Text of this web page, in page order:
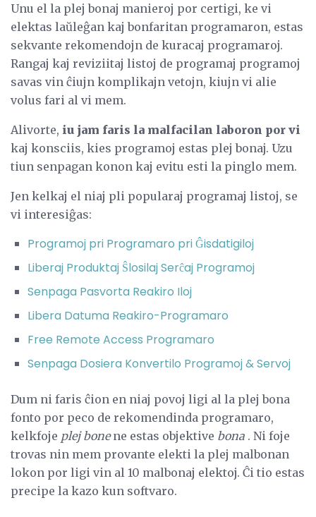
Unu el la plej bonaj manieroj por certigi, ke vi
elektas laŭleĝan kaj bonfaritan programaron, estas
sekvante rekomendojn de kuracaj programaroj.
Rangaj kaj reviziitaj listoj de programaj programoj
savas vin ĉiujn komplikajn vetojn, kiujn vi alie
volus fari al vi mem.
Alivorte, iu jam faris la malfacilan laboron por vi
kaj konsciis, kies programoj estas plej bonaj. Uzu
tiun senpagan konon kaj evitu esti la pinglo mem.
Jen kelkaj el niaj pli popularaj programaj listoj, se
vi interesiĝas:
Programoj pri Programaro pri Ĝisdatigiloj
Liberaj Produktaj Ŝlosilaj Serĉaj Programoj
Senpaga Pasvorta Reakiro Iloj
Libera Datuma Reakiro-Programaro
Free Remote Access Programaro
Senpaga Dosiera Konvertilo Programoj & Servoj
Dum ni faris ĉion en niaj povoj ligi al la plej bona
fonto por peco de rekomendinda programaro,
kelkfoje plej bonene estas objektive bona . Ni foje
trovas nin mem provante elekti la plej malbonan
lokon por ligi vin al 10 malbonaj elektoj. Ĉi tio estas
precipe la kazo kun softvaro.